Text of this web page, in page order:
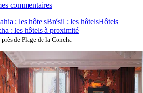
commentaires
: les hôtelsBrésil : les hôtelsHôtels
: les hôtels à proximité
de Plage de la Concha